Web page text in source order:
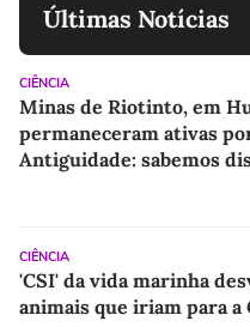
Últimas Notícias
CIÊNCIA
Minas de Riotinto, em
permaneceram ativas
Antiguidade: sabemos
CIÊNCIA
'CSI' da vida marinha
animais que iriam para a